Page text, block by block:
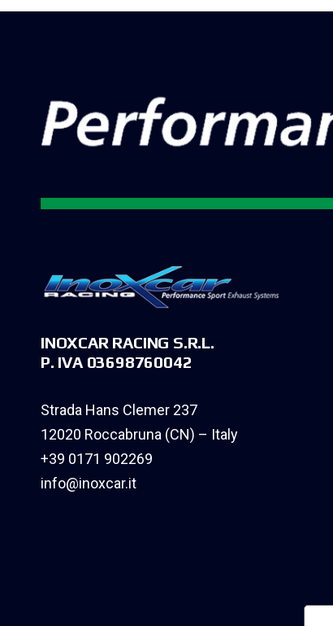
INOXCAR RACING S.R.L.
P. IVA 03698760042
Strada Hans Clemer 237
12020 Roccabruna (CN) – Italy
+39 0171 902269
info@inoxcar.it